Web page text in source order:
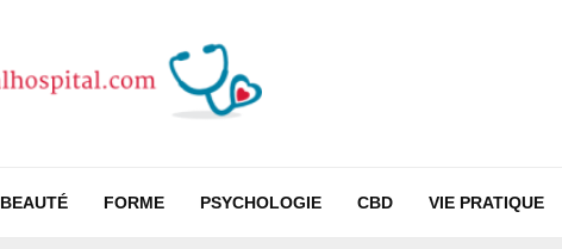
BEAUTÉ FORME PSYCHOLOGIE CBD VIE PRATIQUE